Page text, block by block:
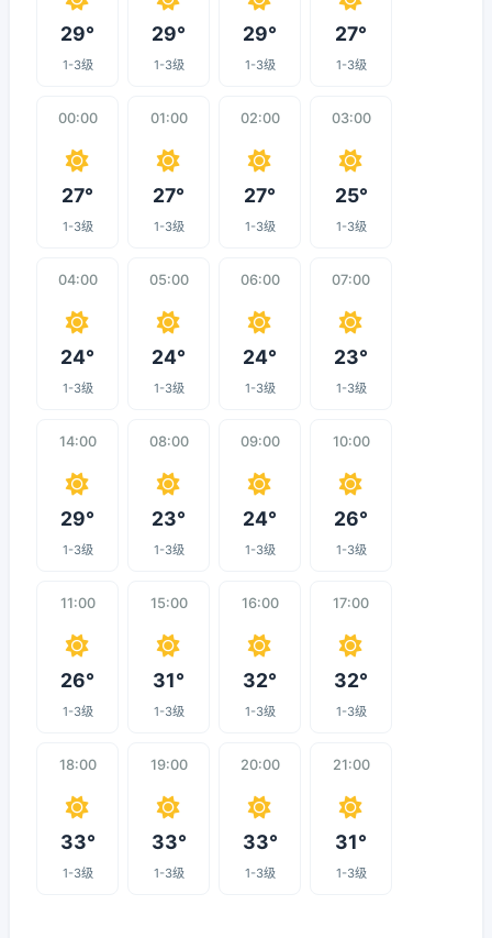
29°
1-3级
29°
1-3级
29°
1-3级
27°
1-3级
00:00
27°
1-3级
01:00
27°
1-3级
02:00
27°
1-3级
03:00
25°
1-3级
04:00
24°
1-3级
05:00
24°
1-3级
06:00
24°
1-3级
07:00
23°
1-3级
14:00
29°
1-3级
08:00
23°
1-3级
09:00
24°
1-3级
10:00
26°
1-3级
11:00
26°
1-3级
15:00
31°
1-3级
16:00
32°
1-3级
17:00
32°
1-3级
18:00
33°
1-3级
19:00
33°
1-3级
20:00
33°
1-3级
21:00
31°
1-3级